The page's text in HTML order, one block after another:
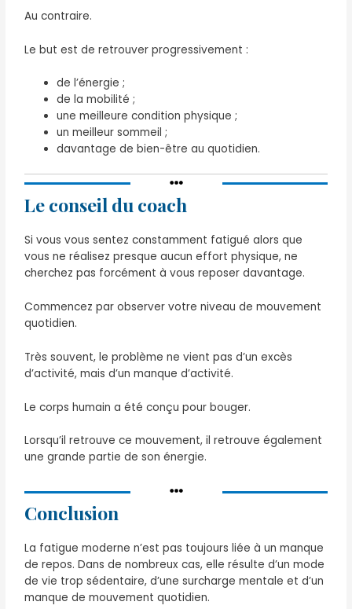
Au contraire.
Le but est de retrouver progressivement :
de l’énergie ;
de la mobilité ;
une meilleure condition physique ;
un meilleur sommeil ;
davantage de bien-être au quotidien.
Le conseil du coach
Si vous vous sentez constamment fatigué alors que
vous ne réalisez presque aucun effort physique, ne
cherchez pas forcément à vous reposer davantage.
Commencez par observer votre niveau de mouvement
quotidien.
Très souvent, le problème ne vient pas d’un excès
d’activité, mais d’un manque d’activité.
Le corps humain a été conçu pour bouger.
Lorsqu’il retrouve ce mouvement, il retrouve également
une grande partie de son énergie.
Conclusion
La fatigue moderne n’est pas toujours liée à un manque
de repos. Dans de nombreux cas, elle résulte d’un mode
de vie trop sédentaire, d’une surcharge mentale et d’un
manque de mouvement quotidien.